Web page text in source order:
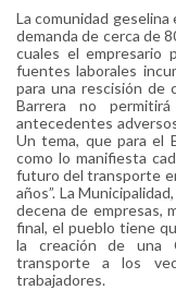
La comunidad
demanda de cerca de
cuales el empresario
fuentes laborales
para una rescisión de
Barrera no
antecedentes
Un tema, que para el
como lo manifiesta
futuro del transporte
años”. La
decena de empresas,
final, el pueblo tiene
la creación de una
transporte a los
trabajadores.